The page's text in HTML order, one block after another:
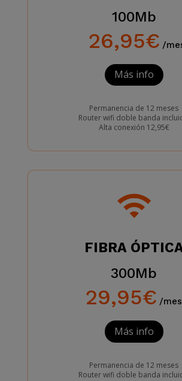
100Mb
26,95€ /
Más info
Permanencia de 12 meses
Router wifi doble banda
Alta conexión 12,95€
FIBRA
300Mb
29,95€ /mes
Más info
Permanencia de 12 meses
Router wifi doble banda